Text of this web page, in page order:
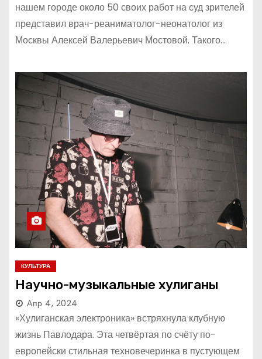
нашем городе около 50 своих работ на суд зрителей
представил врач-реаниматолог-неонатолог из
Москвы Алексей Валерьевич Мостовой. Такого…
КУЛЬТУРА
Научно-музыкальные хулиганы
Апр 4, 2024
«Хулиганская электроника» встряхнула клубную
жизнь Павлодара. Эта четвёртая по счёту по-
европейски стильная техновечеринка в пустующем